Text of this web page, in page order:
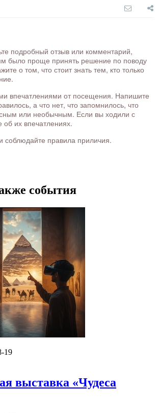
подробный отзыв или комментарий,
было проще принять решение по поводу
о том, что стоит знать тем, кто только
впечатлениями от посещения. Напишите
а что нет, что запомнилось, что
или необычным. Если вы ходили с
об их впечатлениях.
соблюдайте правила приличия.
события
19
выставка «Чудеса